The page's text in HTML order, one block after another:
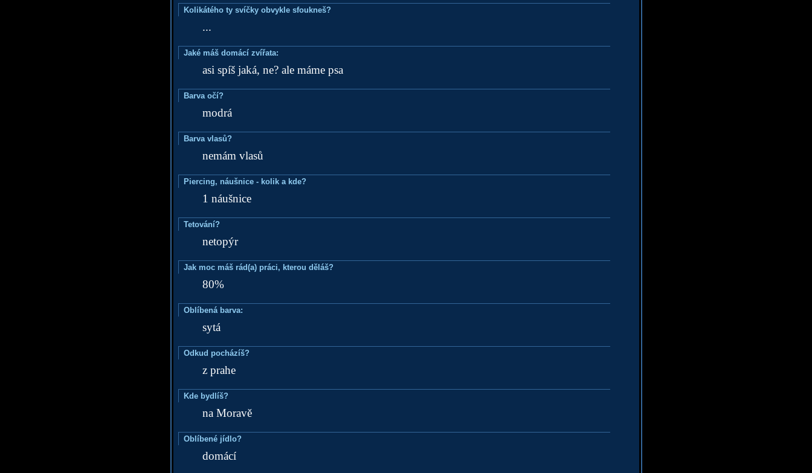
Kolikátého ty svíčky obvykle sfoukneš?
...
Jaké máš domácí zvířata:
asi spíš jaká, ne? ale máme psa
Barva očí?
modrá
Barva vlasů?
nemám vlasů
Piercing, náušnice - kolik a kde?
1 náušnice
Tetování?
netopýr
Jak moc máš rád(a) práci, kterou děláš?
80%
Oblíbená barva:
sytá
Odkud pocházíš?
z prahe
Kde bydlíš?
na Moravě
Oblíbené jídlo?
domácí